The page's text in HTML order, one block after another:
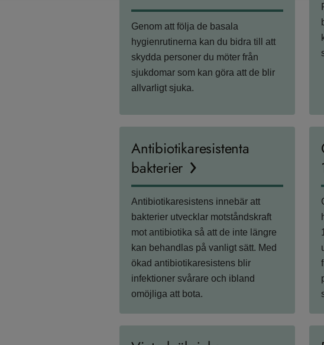
Genom att följa de basala
hygienrutinerna kan du bidra till att
skydda personer du möter från
sjukdomar som kan göra att de blir
allvarligt sjuka.
Antibiotikaresistenta
bakterier
Antibiotikaresistens innebär att
bakterier utvecklar motståndskraft
mot antibiotika så att de inte längre
kan behandlas på vanligt sätt. Med
ökad antibiotikaresistens blir
infektioner svårare och ibland
omöjliga att bota.